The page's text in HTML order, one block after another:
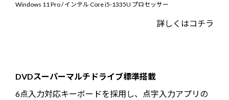
Windows 11 Pro / インテル Core i5-1335U プロセッサー
詳しくはコチラ
DVDスーパーマルチドライブ標準搭載
6点入力対応キーボードを採用し、点字入力アプリの